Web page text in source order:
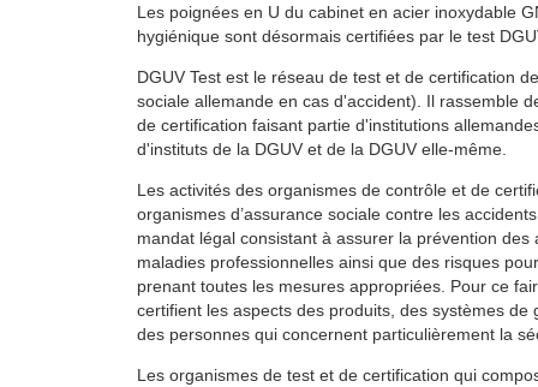
Les poignées en U du cabinet en acier inoxydable
hygiénique sont désormais certifiées par le test
DGUV Test est le réseau de test et de certification
sociale allemande en cas d'accident). Il rassemble
de certification faisant partie d'institutions
d'instituts de la DGUV et de la DGUV elle-même.
Les activités des organismes de contrôle et de
organismes d’assurance sociale contre les
mandat légal consistant à assurer la prévention des
maladies professionnelles ainsi que des risques
prenant toutes les mesures appropriées. Pour ce
certifient les aspects des produits, des systèmes de
des personnes qui concernent particulièrement la
Les organismes de test et de certification qui